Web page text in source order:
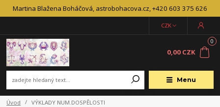
Martina Blažena Boháčová, astrobohacova.cz, +420 603 375 626
Menu
CZK
0
0,00 CZK
Úvod VÝKLADY NUM.DOSPĚLOSTI